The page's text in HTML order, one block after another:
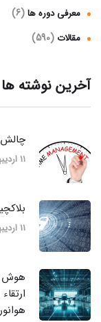
معرفی دوره ها(6)
مقالات (590)
آخرین نوشته ها
11 اردیبهشت 1402
11 اردیبهشت 1402
هوش